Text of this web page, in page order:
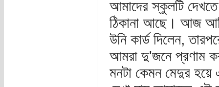
আমাদের স্কুলটি
ঠিকানা আছে। আজ
উনি কার্ড দিলেন,
আমরা দু'জনে প্রণাম
মনটা কেমন মেদুর হয়ে